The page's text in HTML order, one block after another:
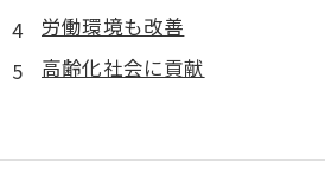
労働環境も改善
高齢化社会に貢献